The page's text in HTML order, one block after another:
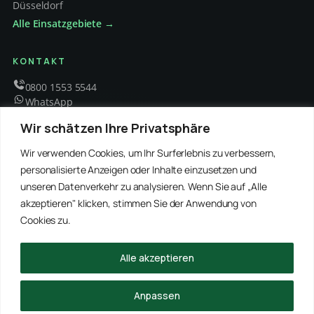
Wir schätzen Ihre Privatsphäre
Wir verwenden Cookies, um Ihr Surferlebnis zu verbessern,
personalisierte Anzeigen oder Inhalte einzusetzen und
unseren Datenverkehr zu analysieren. Wenn Sie auf „Alle
akzeptieren" klicken, stimmen Sie der Anwendung von
Cookies zu.
Anpassen
Alle akzeptieren
Düsseldorf
Alle Einsatzgebiete →
KONTAKT
0800 1553 5544
WhatsApp
Mo – Fr 8 – 18 Uhr
EMPFOHLENE PARTNER
WinRei24 Dienstleistungen
Winterdienst Profi NRW
Winterdienst Niedersachsen
Winterdienst Hansa
Winterdienst Freitag
© 2026 Schädlingsbekämpfung Kraft · Alle Rechte vorbehalten